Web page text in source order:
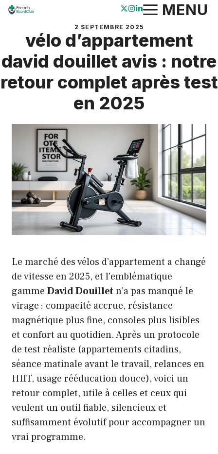
Aller
contenu
MENU
2 SEPTEMBRE 2025
vélo d’appartement
david douillet avis : notre
retour complet après test
en 2025
Le marché des vélos d’appartement a changé
de vitesse en 2025, et l’emblématique
gamme David Douilletn’a pas manqué le
virage : compacité accrue, résistance
magnétique plus fine, consoles plus lisibles
et confort au quotidien. Après un protocole
de test réaliste (appartements citadins,
séance matinale avant le travail, relances en
HIIT, usage rééducation douce), voici un
retour complet, utile à celles et ceux qui
veulent un outil fiable, silencieux et
suffisamment évolutif pour accompagner un
vrai programme.